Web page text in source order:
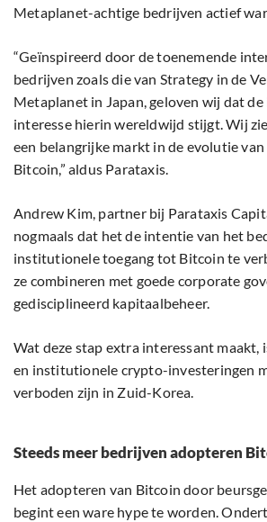
Metaplanet-achtige bedrijven actief
“Geïnspireerd door de toenemende
bedrijven zoals die van Strategy in de
Metaplanet in Japan, geloven wij dat
interesse hierin wereldwijd stijgt. Wij
een belangrijke markt in de evolutie
Bitcoin,” aldus Parataxis.
Andrew Kim, partner bij Parataxis
nogmaals dat het de intentie van het
institutionele toegang tot Bitcoin te
ze combineren met goede corporate
gedisciplineerd kapitaalbeheer.
Wat deze stap extra interessant maakt,
en institutionele crypto-investeringen
verboden zijn in Zuid-Korea.
Steeds meer bedrijven adopteren
Het adopteren van Bitcoin door
begint een ware hype te worden.